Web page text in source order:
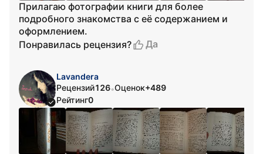
Прилагаю фотографии книги для более
подробного знакомства с её содержанием и
оформлением.
Понравилась рецензия?
Да
Lavandera
Рецензий126•Оценок+489
Рейтинг0